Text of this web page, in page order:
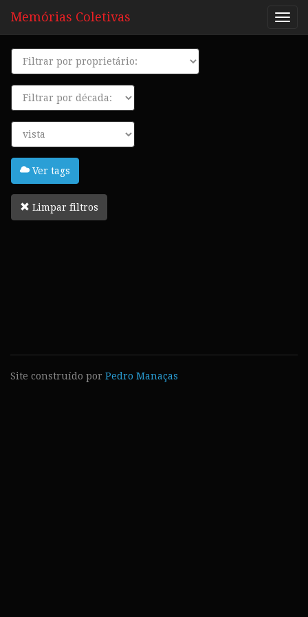
Memórias Coletivas
Proprietário
Década
Tags
Ver tags
Limpar filtros
Site construído por Pedro Manaças